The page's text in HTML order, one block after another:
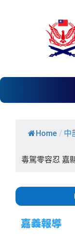
Home / 中
毒駕零容忍 嘉
嘉義報導